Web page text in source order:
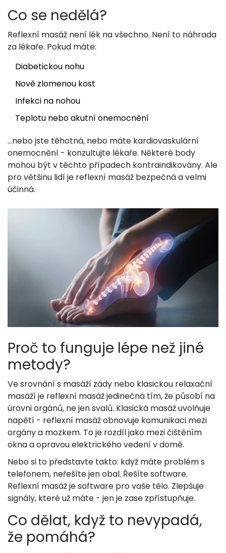
Co se nedělá?
Reflexní masáž není lék na všechno. Není to náhrada
za lékaře. Pokud máte:
Diabetickou nohu
Nově zlomenou kost
Infekci na nohou
Teplotu nebo akutní onemocnění
...nebo jste těhotná, nebo máte kardiovaskulární
onemocnění - konzultujte lékaře. Některé body
mohou být v těchto případech kontraindikovány. Ale
pro většinu lidí je reflexní masáž bezpečná a velmi
účinná.
Proč to funguje lépe než jiné
metody?
Ve srovnání s masáží zády nebo klasickou relaxační
masáží je reflexní masáž jedinečná tím, že působí na
úrovni orgánů, ne jen svalů. Klasická masáž uvolňuje
napětí - reflexní masáž obnovuje komunikaci mezi
orgány a mozkem. To je rozdíl jako mezi čištěním
okna a opravou elektrického vedení v domě.
Nebo si to představte takto: když máte problém s
telefonem, neřešíte jen obal. Řešíte software.
Reflexní masáž je software pro vaše tělo. Zlepšuje
signály, které už máte - jen je zase zpřístupňuje.
Co dělat, když to nevypadá,
že pomáhá?